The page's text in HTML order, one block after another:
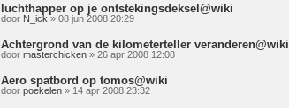
luchthapper op je ontstekingsdeksel@wiki
door N_ick » 08 jun 2008 20:29
Achtergrond van de kilometerteller veranderen@wiki
door masterchicken» 26 apr 2008 12:08
Aero spatbord op tomos@wiki
door poekelen» 14 apr 2008 23:32